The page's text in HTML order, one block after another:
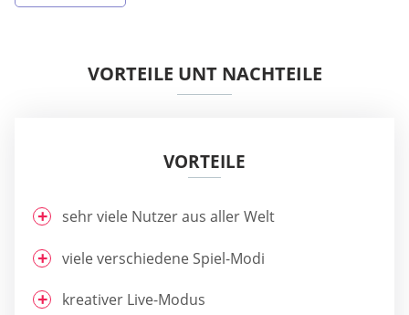
VORTEILE UNT NACHTEILE
VORTEILE
sehr viele Nutzer aus aller Welt
viele verschiedene Spiel-Modi
kreativer Live-Modus